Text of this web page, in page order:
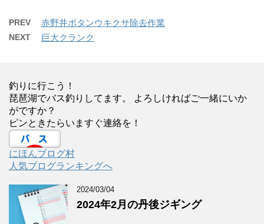
PREV 赤野井ボタンウキクサ除去作業
NEXT 巨大クランク
釣りに行こう！
琵琶湖でバス釣りしてます。 よろしければご一緒にいか
がですか？
ピンときたらいますぐ連絡を！
にほんブログ村
人気ブログランキングへ
2024/03/04
2024年2月の丹後ジギング